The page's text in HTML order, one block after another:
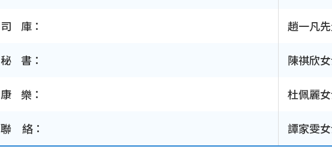
司 庫： 趙一凡
秘 書： 陳祺欣
康 樂： 杜佩麗
聯 絡： 譚家雯